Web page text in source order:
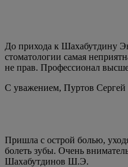
До прихода к Шахабутдину
стоматологии самая
не прав. Профессионал
С уважением, Пуртов Сергей
Пришла с острой болью,
болеть зубы. Очень
Шахабутдинов Ш.Э.